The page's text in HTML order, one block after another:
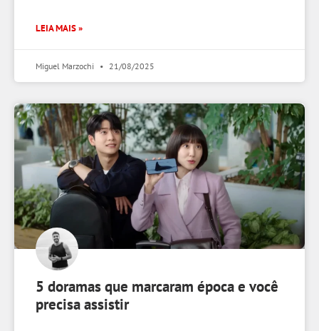
LEIA MAIS »
Miguel Marzochi 21/08/2025
5 doramas que marcaram época e você
precisa assistir